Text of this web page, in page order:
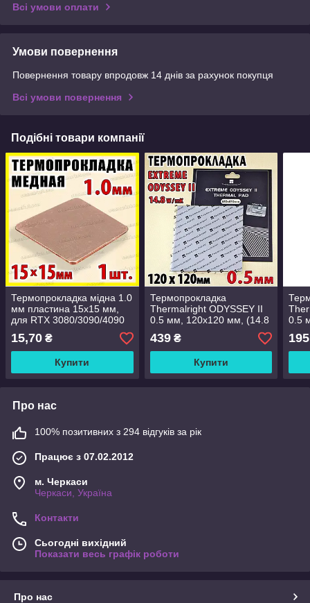
Всі умови оплати
Умови повернення
Повернення товару впродовж 14 днів за рахунок покупця
Всі умови повернення
Подібні товари компанії
Термопрокладка мідна 1.0
мм пластина 15x15 мм,
для RTX 3080/3090/4090
та ігрових ноутбуків
15,70 ₴
Купити
Термопрокладка
Thermalright ODYSSEY II
0.5 мм, 120x120 мм, (14.8
W/m·K) сіра, сумісно з
RTX 3080/3090/4090 та
ноутбуками
439₴
Купити
0.5
W/
195
Про нас
100% позитивних з 294 відгуків за рік
Працює з 07.02.2012
м. Черкаси
Черкаси, Україна
Контакти
Сьогодні вихідний
Показати весь графік роботи
Про нас